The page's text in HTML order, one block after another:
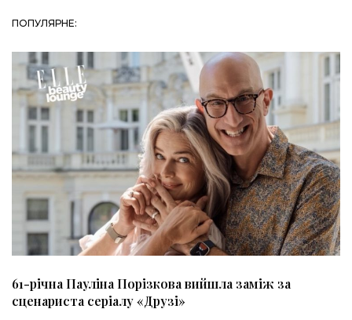
ПОПУЛЯРНЕ:
61-річна Пауліна Порізкова вийшла заміж за
сценариста серіалу «Друзі»